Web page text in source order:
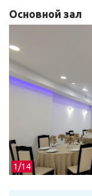
1/14
Основной зал